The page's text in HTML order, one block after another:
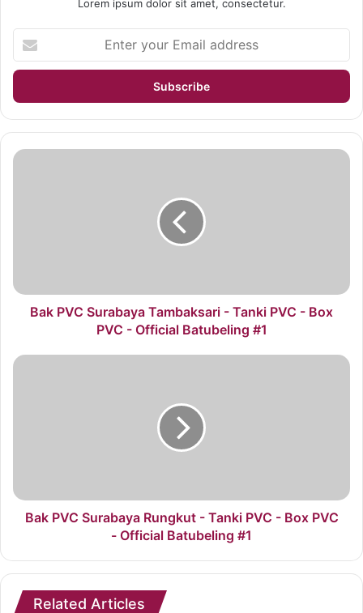
Lorem ipsum dolor sit amet, consectetur.
your
Email
Bak
Box
PVC
Batubeling
Bak PVC Surabaya Tambaksari - Tanki PVC - Box
PVC - Official Batubeling #1
Bak
Box
PVCBak PVC Surabaya Rungkut - Tanki PVC - Box PVC
- Official Batubeling #1
Related Articles